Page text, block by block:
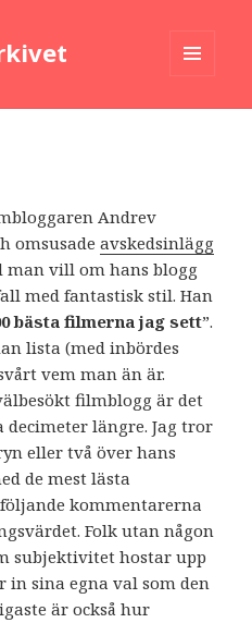
Andrev
omsusadeavskedsinlägg
man vill om hans blogg
med fantastisk stil. Han
bästa filmerna jag sett”.
lista (med inbördes
vem man än är.
filmblogg är det
längre. Jag tror
eller två över hans
de mest lästa
kommentarerna
Folk utan någon
subjektivitet hostar upp
in sina egna val som den
är också hur